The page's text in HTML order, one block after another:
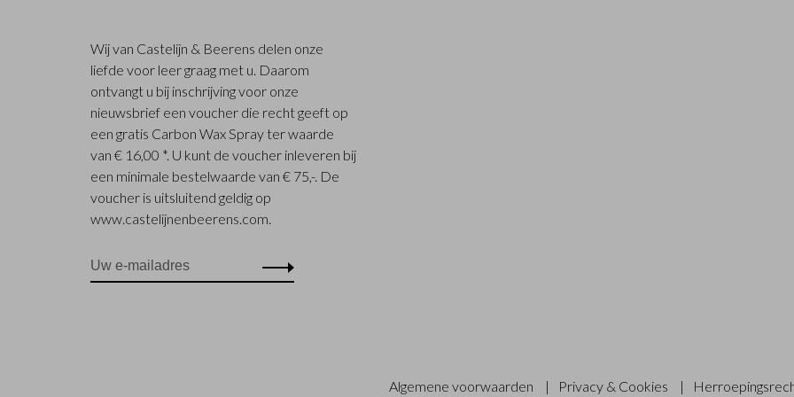
Wij van Castelijn & Beerens delen onze
liefde voor leer graag met u. Daarom
ontvangt u bij inschrijving voor onze
nieuwsbrief een voucher die recht geeft op
een gratis Carbon Wax Spray ter waarde
van € 16,00 *. U kunt de voucher inleveren bij
een minimale bestelwaarde van € 75,-. De
voucher is uitsluitend geldig op
www.castelijnenbeerens.com.
Algemene voorwaarden | Privacy & Cookies |